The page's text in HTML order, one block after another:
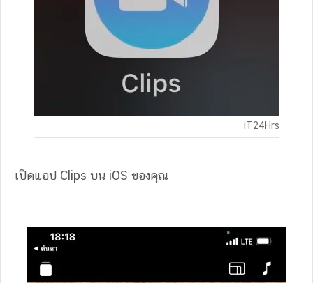
iT24Hrs
เปิดแอป Clips บน iOS ของคุณ